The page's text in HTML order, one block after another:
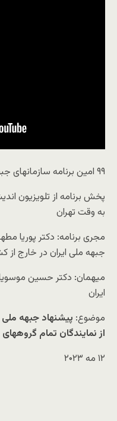
۹۹ امین برنامه سازمانهای جبهه ملی ایران در خارج از کشور
به وقت تهران
مجری برنامه: دکتر پوریا
جبهه ملی ایران در خارج از
میهمان: دکتر حسین
ایران
موضوع: پیشنهاد جبهه
از نمایندگان تمام
۱۲ مه ۲۰۲۳